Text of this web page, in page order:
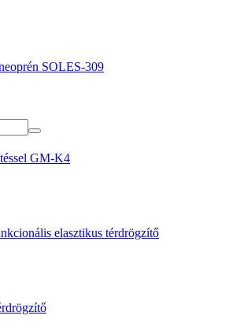
SOLES-309
GM-K4
elasztikus térdrögzítő